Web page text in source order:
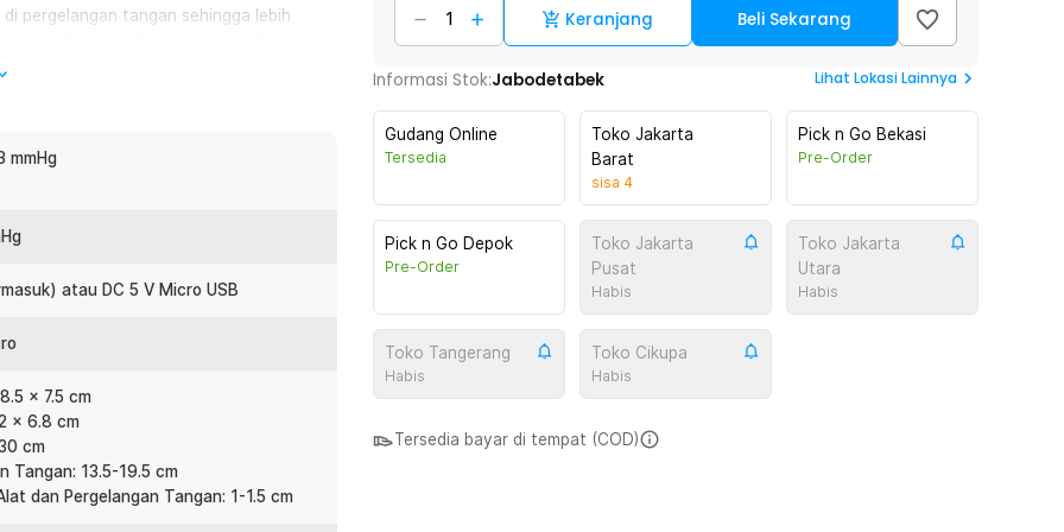
pergelangan tangan sehingga lebih
membuatnya nyaman dipakai dan
maupun dibawa saat bepergian.
memberikan hasil pengukuran dalam
tekanan darah dan ± 5% untuk denyut
memantau kondisi tubuh.
dapat membacakan hasil
hari. Anda bisa memilih sesuai
satu tombol untuk mulai
pengaturan rumit. Fitur ini sangat
terbiasa dengan alat digital. Praktis,
mmHg
atau DC 5 V Micro USB
x 7.5 cm
x 6.8 cm
cm
Tangan: 13.5-19.5 cm
dan Pergelangan Tangan: 1-1.5 cm
Keranjang Beli Sekarang
Informasi Stok:Jabodetabek Lihat Lokasi Lainnya
Gudang Online
Tersedia
Toko Jakarta
Barat
sisa 4
Pick n Go Bekasi
Pre-Order
Pick n Go Depok
Pre-Order
Toko Jakarta
Pusat
Habis
Toko Jakarta
Utara
Habis
Toko Tangerang
Habis
Toko Cikupa
Habis
Tersedia bayar di tempat (COD)